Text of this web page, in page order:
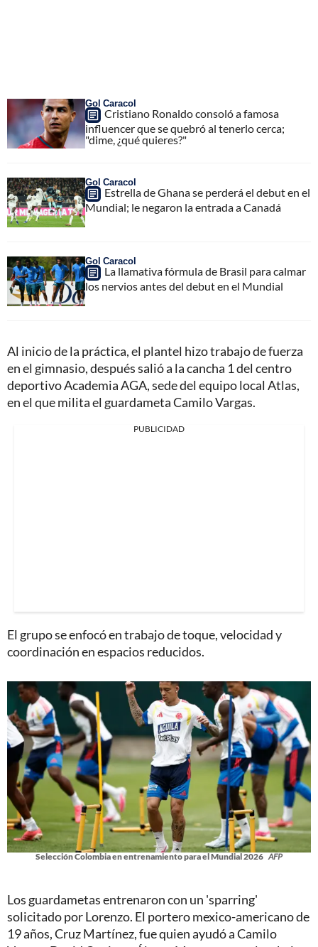
Gol Caracol
Cristiano Ronaldo consoló a famosa
influencer que se quebró al tenerlo cerca;
"dime, ¿qué quieres?"
Gol Caracol
Estrella de Ghana se perderá el debut en el
Mundial; le negaron la entrada a Canadá
Gol Caracol
La llamativa fórmula de Brasil para calmar
los nervios antes del debut en el Mundial
Al inicio de la práctica, el plantel hizo trabajo de fuerza
en el gimnasio, después salió a la cancha 1 del centro
deportivo Academia AGA, sede del equipo local Atlas,
en el que milita el guardameta Camilo Vargas.
PUBLICIDAD
El grupo se enfocó en trabajo de toque, velocidad y
coordinación en espacios reducidos.
Selección Colombia en entrenamiento para el Mundial 2026 AFP
Los guardametas entrenaron con un 'sparring'
solicitado por Lorenzo. El portero mexico-americano de
19 años, Cruz Martínez, fue quien ayudó a Camilo